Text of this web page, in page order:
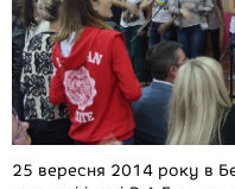
b
o
o
k
e
n
g
e
r
g
a
m
r
s
A
p
p
25 вересня 2014 року в